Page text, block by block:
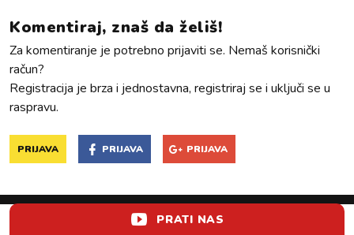
Komentiraj, znaš da želiš!
Za komentiranje je potrebno prijaviti se. Nemaš korisnički
račun?
Registracija je brza i jednostavna, registriraj se i uključi se u
raspravu.
PRIJAVA PRIJAVA PRIJAVA
PRATI NAS